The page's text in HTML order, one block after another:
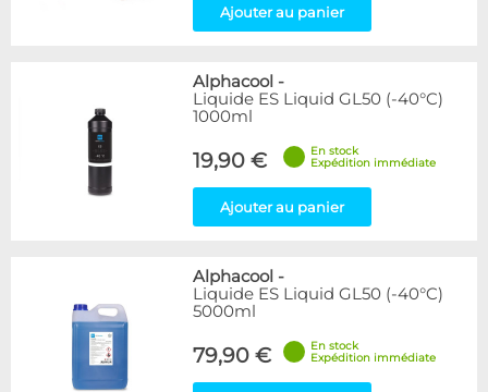
Ajouter au panier
Alphacool -
Liquide ES Liquid GL50 (-40°C)
1000ml
19,90 €
En stock
Expédition immédiate
Ajouter au panier
Alphacool -
Liquide ES Liquid GL50 (-40°C)
5000ml
79,90 €
En stock
Expédition immédiate